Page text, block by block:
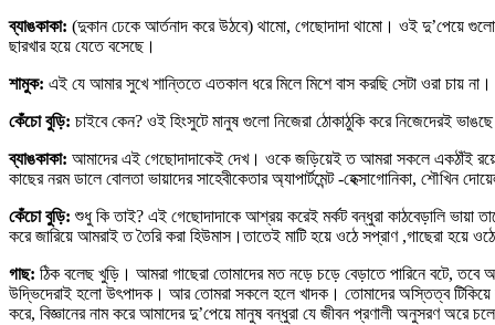
ব্যাঙকাকা: (দুকান ঢেকে আর্তনাদ করে উঠবে) থামো, গেছোদাদা থামো। ওই দু’পেয়ে
ছারখার হয়ে যেতে বসেছে।
শামুক: এই যে আমার সুখে শান্তিতে এতকাল ধরে মিলে মিশে বাস করছি সেটা ওরা চায় না।
কেঁচো বুড়ি: চাইবে কেন? ওই হিংসুটে মানুষ গুলো নিজেরা ঠোকাঠুকি করে নিজেদেরই
ব্যাঙকাকা: আমাদের এই গেছোদাদাকেই দেখ। ওকে জড়িয়েই ত আমরা সকলে একঠাঁই
কাছের নরম ডালে বোলতা ভায়াদের সাহেবীকেতার অ্যাপার্টমেন্ট -হেক্সাগোনিকা, শৌখিন
কেঁচো বুড়ি: শুধু কি তাই? এই গেছোদাদাকে আশ্রয় করেই মর্কট বন্ধুরা কাঠবেড়ালি
করে জারিয়ে আমরাই ত তৈরি করা হিউমাস।তাতেই মাটি হয়ে ওঠে সপ্রাণ ,গাছেরা হয়ে
গাছ: ঠিক বলেছ খুড়ি। আমরা গাছেরা তোমাদের মত নড়ে চড়ে বেড়াতে পারিনে বটে,
উদ্ভিদেরাই হলো উৎপাদক। আর তোমরা সকলে হলে খাদক। তোমাদের অস্তিত্ব টিকিয়ে
করে, বিজ্ঞানের নাম করে আমাদের দু’পেয়ে মানুষ বন্ধুরা যে জীবন প্রণালী অনুসরণ অরে